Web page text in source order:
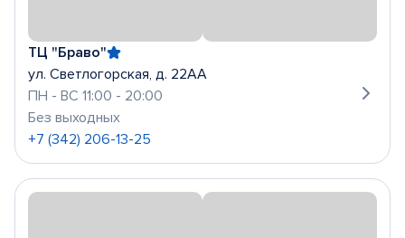
ТЦ "Браво"
ул. Светлогорская, д. 22АА
ПН - ВС 11:00 - 20:00
Без выходных
+7 (342) 206-13-25